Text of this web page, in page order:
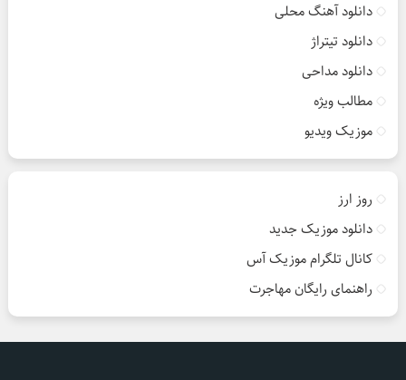
دانلود آهنگ محلی
دانلود تیتراژ
دانلود مداحی
مطالب ویژه
موزیک ویدیو
روز ارز
دانلود موزیک جدید
کانال تلگرام موزیک آس
راهنمای رایگان مهاجرت